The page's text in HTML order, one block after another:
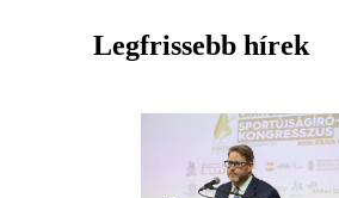
Legfrissebb hírek